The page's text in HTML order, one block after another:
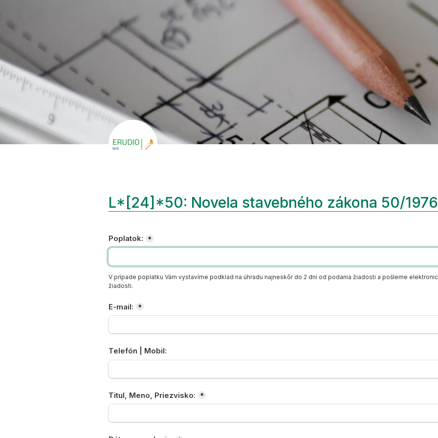
L*[24]*50: Novela stavebného zákona 50/
Poplatok: *
V prípade poplatku Vám vystavíme podklad na úhradu najneskôr do 2 dní od podania žiadosti a pošleme
žiadosti.
E-mail: *
Telefón | Mobil:
Titul, Meno, Priezvisko: *